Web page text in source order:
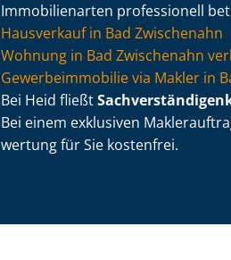
Immobilienarten professionell
Hausverkauf in Bad Zwischenahn
Wohnung in Bad Zwischenahn
Ge­wer­be­im­mo­bi­lie via Makler in
Bei Heid fließt
Bei einem exklusiven
wer­tung für Sie kostenfrei.